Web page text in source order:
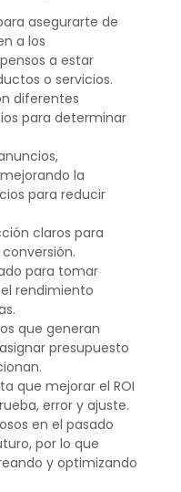
asegurarte de
a los
a estar
o servicios.
diferentes
para determinar
la
para reducir
claros para
para tomar
rendimiento
que generan
presupuesto
que mejorar el ROI
error y ajuste.
en el pasado
por lo que
y optimizando